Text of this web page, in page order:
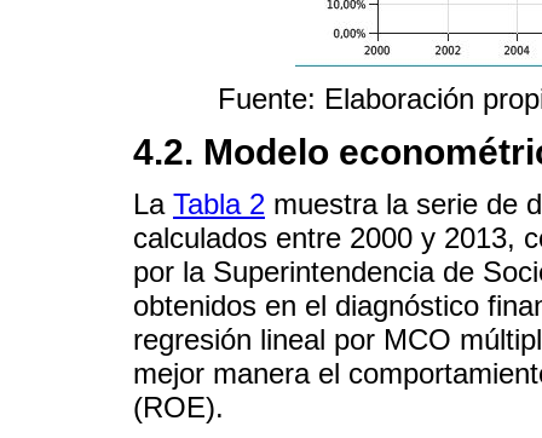
Fuente: Elaboración
4.2. Modelo
La Tabla 2 muestra la serie de
calculados entre 2000 y 2013,
por la Superintendencia de
obtenidos en el diagnóstico
regresión lineal por MCO
mejor manera el
(ROE).